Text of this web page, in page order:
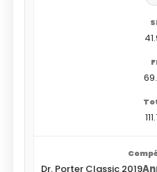
Dr. Porter Classic 2019